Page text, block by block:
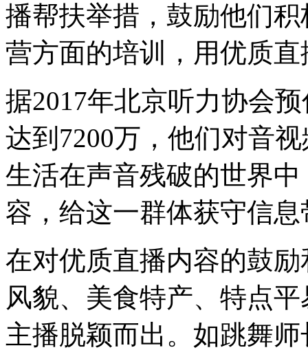
播帮扶举措，鼓励他们
营方面的培训，用优质
据2017年北京听力协会
达到7200万，他们对音
生活在声音残破的世界
容，给这一群体获守信
在对优质直播内容的鼓
风貌、美食特产、特点
主播脱颖而出。如跳舞